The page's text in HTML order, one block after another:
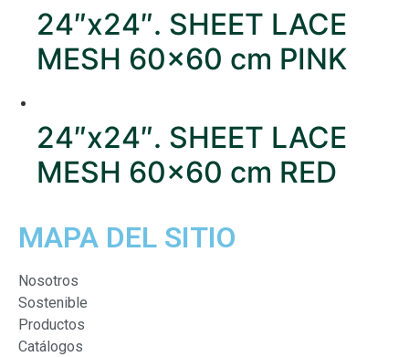
24″x24″. SHEET LACE
MESH 60×60 cm PINK
24″x24″. SHEET LACE
MESH 60×60 cm RED
MAPA DEL SITIO
Nosotros
Sostenible
Productos
Catálogos